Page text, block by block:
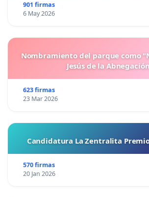
901 firmas
6 May 2026
Nombramiento del parque como
Jesús de la
623 firmas
23 Mar 2026
Candidatura La Zentralita
570 firmas
20 Jan 2026